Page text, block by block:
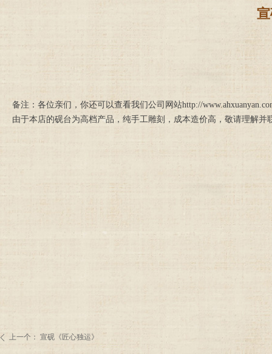
上一个： 宣砚《匠心独运》
备注：各位亲们，你还可以查看我们公司网站http://
由于本店的砚台为高档产品，纯手工雕刻，成本造价高，敬请理解